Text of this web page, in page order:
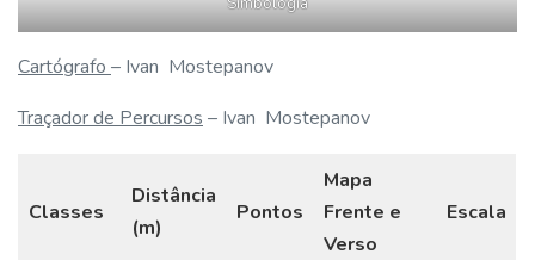
Cartógrafo – Ivan Mostepanov
Traçador de Percursos – Ivan Mostepanov
Classes
Distância
(m)
Pontos
Mapa
Frente e
Verso
Escala